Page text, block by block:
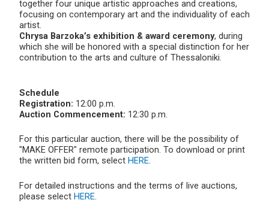
together four unique artistic approaches and creations,
focusing on contemporary art and the individuality of each
artist.
Chrysa Barzoka’s exhibition & award ceremony, during
which she will be honored with a special distinction for her
contribution to the arts and culture of Thessaloniki.
Schedule
Registration: 12:00 p.m.
Auction Commencement: 12:30 p.m.
For this particular auction, there will be the possibility of
"MAKE OFFER" remote participation. To download or print
the written bid form, select HERE.
For detailed instructions and the terms of live auctions,
please select HERE.